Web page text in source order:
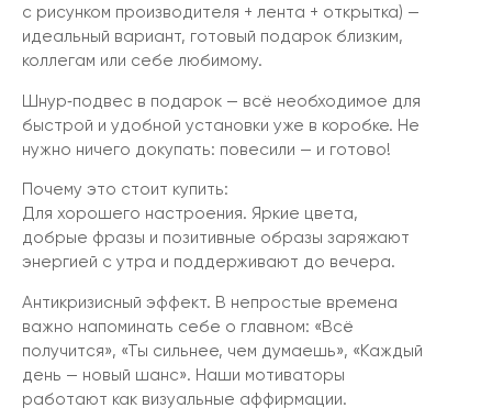
с рисунком производителя + лента + открытка) —
идеальный вариант, готовый подарок близким,
коллегам или себе любимому.
Шнур‑подвес в подарок — всё необходимое для
быстрой и удобной установки уже в коробке. Не
нужно ничего докупать: повесили — и готово!
Почему это стоит купить:
Для хорошего настроения. Яркие цвета,
добрые фразы и позитивные образы заряжают
энергией с утра и поддерживают до вечера.
Антикризисный эффект. В непростые времена
важно напоминать себе о главном: «Всё
получится», «Ты сильнее, чем думаешь», «Каждый
день — новый шанс». Наши мотиваторы
работают как визуальные аффирмации.